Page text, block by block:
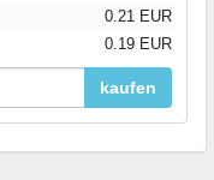
0.21 EUR
0.19 EUR
kaufen